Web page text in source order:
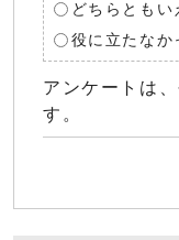
どちらともい
役に立たなか
アンケートは
す。